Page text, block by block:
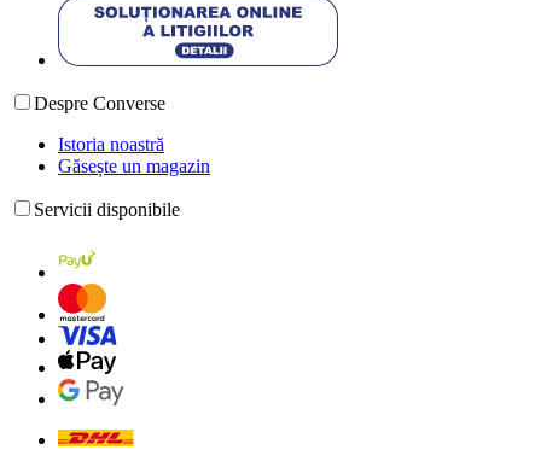
Despre Converse
Istoria noastră
Găsește un magazin
Servicii disponibile